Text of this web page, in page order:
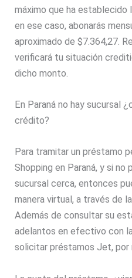
máximo que ha establecido
en ese caso, abonarás
aproximado de $7.364,27.
verificará tu situación
dicho monto.
En Paraná no hay sucursal
crédito?
Para tramitar un préstamo
Shopping en Paraná, y si no
sucursal cerca, entonces
manera virtual, a través de
Además de consultar su
adelantos en efectivo con
solicitar préstamos Jet, por